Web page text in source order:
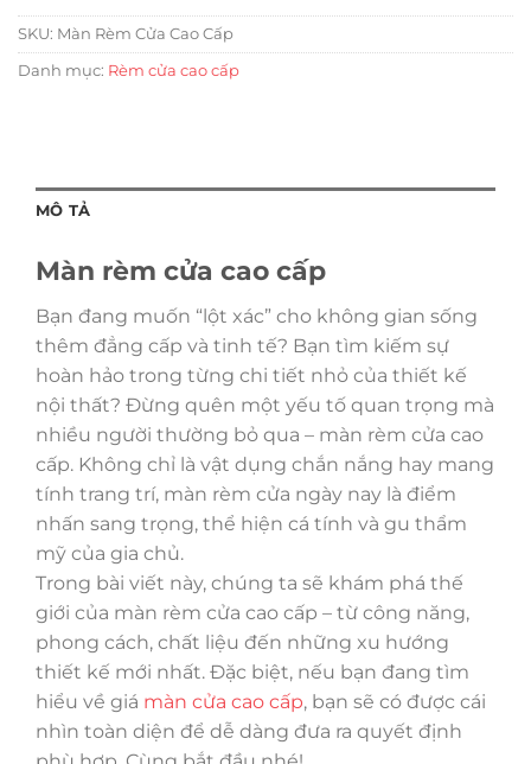
SKU: Màn Rèm Cửa Cao Cấp
Danh mục: Rèm cửa cao cấp
MÔ TẢ
Màn rèm cửa cao cấp
Bạn đang muốn “lột xác” cho không gian sống
thêm đẳng cấp và tinh tế? Bạn tìm kiếm sự
hoàn hảo trong từng chi tiết nhỏ của thiết kế
nội thất? Đừng quên một yếu tố quan trọng mà
nhiều người thường bỏ qua – màn rèm cửa cao
cấp. Không chỉ là vật dụng chắn nắng hay mang
tính trang trí, màn rèm cửa ngày nay là điểm
nhấn sang trọng, thể hiện cá tính và gu thẩm
mỹ của gia chủ.
Trong bài viết này, chúng ta sẽ khám phá thế
giới của màn rèm cửa cao cấp – từ công năng,
phong cách, chất liệu đến những xu hướng
thiết kế mới nhất. Đặc biệt, nếu bạn đang tìm
hiểu về giá màn cửa cao cấp, bạn sẽ có được cái
nhìn toàn diện để dễ dàng đưa ra quyết định